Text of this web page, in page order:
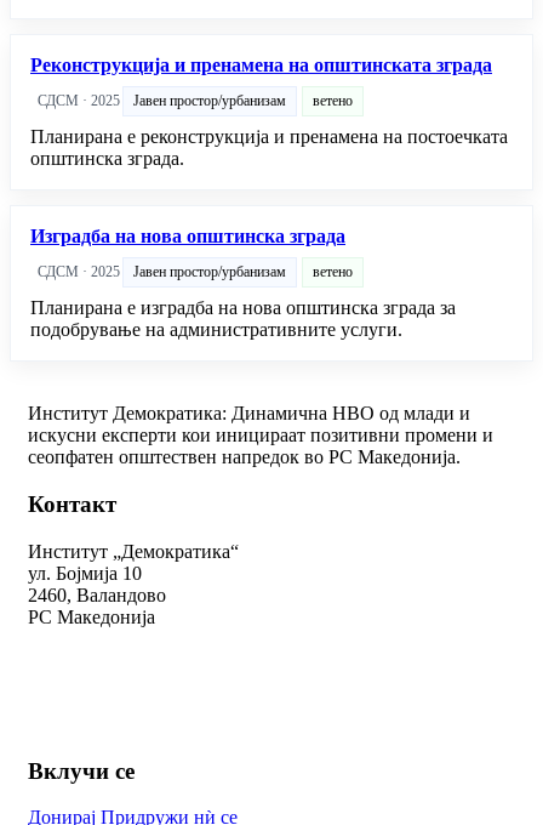
Реконструкција и пренамена на општинската зграда
СДСМ · 2025 Јавен простор/урбанизам ветено
Планирана е реконструкција и пренамена на постоечката
општинска зграда.
Изградба на нова општинска зграда
СДСМ · 2025 Јавен простор/урбанизам ветено
Планирана е изградба на нова општинска зграда за
подобрување на административните услуги.
Институт Демократика: Динамична НВО од млади и
искусни експерти кои иницираат позитивни промени и
сеопфатен општествен напредок во РС Македонија.
Контакт
Институт „Демократика“
ул. Бојмија 10
2460, Валандово
РС Македонија
Вклучи се
Донирај Придружи нѝ се